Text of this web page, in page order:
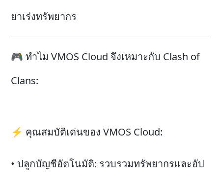
ยาเร่งทรัพยากร
🎮 ทำไม VMOS Cloud จึงเหมาะกับ Clash of
Clans:
⚡ คุณสมบัติเด่นของ VMOS Cloud:
• ปลูกบัญชีอัตโนมัติ: รวบรวมทรัพยากรและอัป